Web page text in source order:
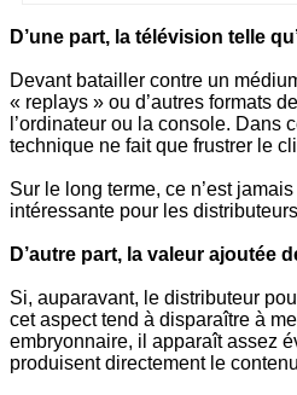
D’une part, la télévision telle
Devant batailler contre un
« replays » ou d’autres formats
l’ordinateur ou la console.
technique ne fait que frustrer le
Sur le long terme, ce n’est
intéressante pour les
D’autre part, la valeur ajoutée
Si, auparavant, le distributeur
cet aspect tend à disparaître à
embryonnaire, il apparaît assez
produisent directement le